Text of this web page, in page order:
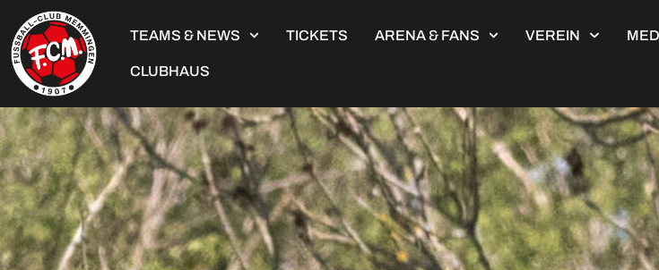
TEAMS & NEWS TICKETS ARENA & FANS VEREIN
CLUBHAUS